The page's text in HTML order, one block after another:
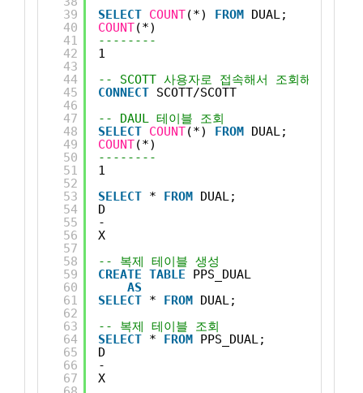
39
40
41
42
43
44
45
46
47
48
49
50
51
52
53
54
55
56
57
58
59
60
61
62
63
64
65
66
67
SELECT COUNT(*) FROM DUAL;
COUNT(*)
--------
1
-- SCOTT 사용자로 접속해서 조회해보자
CONNECT SCOTT/SCOTT
-- DAUL 테이블 조회
SELECT COUNT(*) FROM DUAL;
COUNT(*)
--------
1
SELECT * FROM DUAL;
D
-
X
-- 복제 테이블 생성
CREATE TABLE
PPS_DUAL
AS
SELECT * FROM DUAL;
-- 복제 테이블 조회
SELECT * FROM PPS_DUAL;
D
-
X